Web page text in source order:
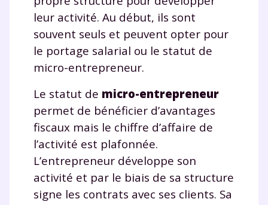
leur activité. Au début, ils sont
souvent seuls et peuvent opter pour
le portage salarial ou le statut de
micro-entrepreneur.
Le statut de micro-entrepreneur
permet de bénéficier d’avantages
fiscaux mais le chiffre d’affaire de
l’activité est plafonnée.
L’entrepreneur développe son
activité et par le biais de sa structure
signe les contrats avec ses clients. Sa
suivre les progrès
Tout le programme scolaire du CP à
la Terminale
Des profs expérimentés disponibles
à la demande par tchat, audio ou
TESTER GRATUITEMENT
* Votre code d'accès sera envoyé à cette adresse e-mail. En
renseignant votre e-mail, vous consentez à ce que vos
données à caractère personnel soient traitées par SEJER, sous